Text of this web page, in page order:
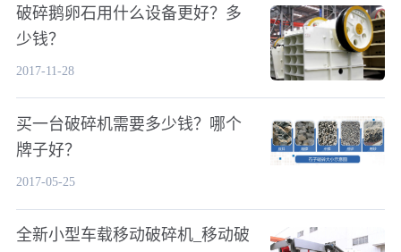
破碎鹅卵石用什么设备更好？多
少钱？
2017-11-28
买一台破碎机需要多少钱？哪个
牌子好？
2017-05-25
全新小型车载移动破碎机_移动破